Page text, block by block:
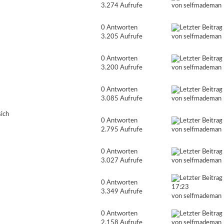
3.274 Aufrufe
von selfmademan
0 Antworten
3.205 Aufrufe
von selfmademan
0 Antworten
3.200 Aufrufe
von selfmademan
0 Antworten
3.085 Aufrufe
von selfmademan
0 Antworten
2.795 Aufrufe
von selfmademan
0 Antworten
3.027 Aufrufe
von selfmademan
0 Antworten
3.349 Aufrufe
17:23
von selfmademan
0 Antworten
2.158 Aufrufe